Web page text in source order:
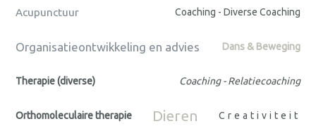
Acupunctuur Coaching - Diverse Coaching
Organisatieontwikkeling en advies Dans & Beweging
Therapie (diverse) Coaching - Relatiecoaching
Orthomoleculaire therapie Dieren Creativiteit